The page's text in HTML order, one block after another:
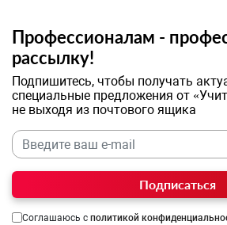
Профессионалам -
рассылку!
Подпишитесь, чтобы получать
специальные предложения от
не выходя из почтового ящика
Подписаться
Соглашаюсь с политикой